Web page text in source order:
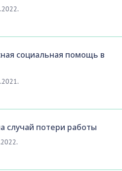
социальная помощь в
случай потери работы